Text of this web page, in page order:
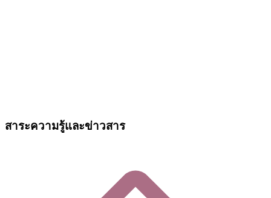
สาระความรู้และข่าวสาร